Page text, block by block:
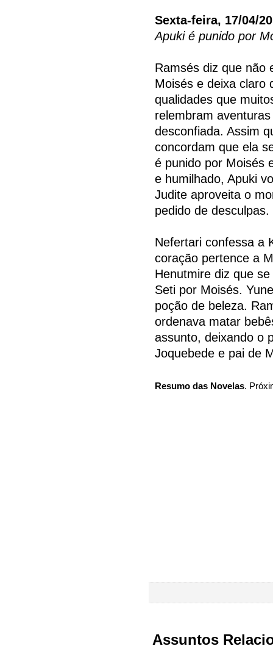
Sexta-feira, 17/04/
Apuki é punido por
Ramsés diz que não
Moisés e deixa claro
qualidades que
relembram
desconfiada. Assim
concordam que ela
é punido por Moisés
e humilhado, Apuki
Judite aproveita o
pedido de desculpas.
Nefertari confessa a
coração pertence a
Henutmire diz que
Seti por Moisés.
poção de beleza.
ordenava matar
assunto, deixando o
Joquebede e pai de
Resumo das Novelas.
Assuntos